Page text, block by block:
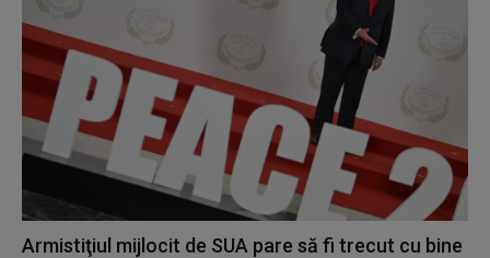
Armistiţiul mijlocit de SUA pare să fi trecut cu bine